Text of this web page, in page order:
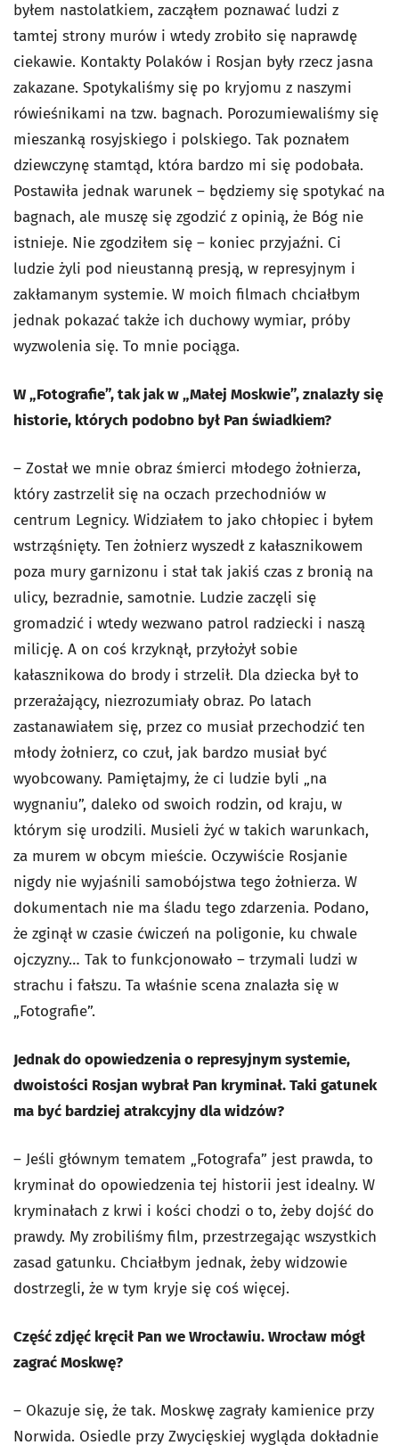
byłem nastolatkiem, zacząłem poznawać ludzi z
tamtej strony murów i wtedy zrobiło się naprawdę
ciekawie. Kontakty Polaków i Rosjan były rzecz jasna
zakazane. Spotykaliśmy się po kryjomu z naszymi
rówieśnikami na tzw. bagnach. Porozumiewaliśmy się
mieszanką rosyjskiego i polskiego. Tak poznałem
dziewczynę stamtąd, która bardzo mi się podobała.
Postawiła jednak warunek – będziemy się spotykać na
bagnach, ale muszę się zgodzić z opinią, że Bóg nie
istnieje. Nie zgodziłem się – koniec przyjaźni. Ci
ludzie żyli pod nieustanną presją, w represyjnym i
zakłamanym systemie. W moich filmach chciałbym
jednak pokazać także ich duchowy wymiar, próby
wyzwolenia się. To mnie pociąga.
W „Fotografie”, tak jak w „Małej Moskwie”, znalazły się
historie, których podobno był Pan świadkiem?
– Został we mnie obraz śmierci młodego żołnierza,
który zastrzelił się na oczach przechodniów w
centrum Legnicy. Widziałem to jako chłopiec i byłem
wstrząśnięty. Ten żołnierz wyszedł z kałasznikowem
poza mury garnizonu i stał tak jakiś czas z bronią na
ulicy, bezradnie, samotnie. Ludzie zaczęli się
gromadzić i wtedy wezwano patrol radziecki i naszą
milicję. A on coś krzyknął, przyłożył sobie
kałasznikowa do brody i strzelił. Dla dziecka był to
przerażający, niezrozumiały obraz. Po latach
zastanawiałem się, przez co musiał przechodzić ten
młody żołnierz, co czuł, jak bardzo musiał być
wyobcowany. Pamiętajmy, że ci ludzie byli „na
wygnaniu”, daleko od swoich rodzin, od kraju, w
którym się urodzili. Musieli żyć w takich warunkach,
za murem w obcym mieście. Oczywiście Rosjanie
nigdy nie wyjaśnili samobójstwa tego żołnierza. W
dokumentach nie ma śladu tego zdarzenia. Podano,
że zginął w czasie ćwiczeń na poligonie, ku chwale
ojczyzny… Tak to funkcjonowało – trzymali ludzi w
strachu i fałszu. Ta właśnie scena znalazła się w
„Fotografie”.
Jednak do opowiedzenia o represyjnym systemie,
dwoistości Rosjan wybrał Pan kryminał. Taki gatunek
ma być bardziej atrakcyjny dla widzów?
– Jeśli głównym tematem „Fotografa” jest prawda, to
kryminał do opowiedzenia tej historii jest idealny. W
kryminałach z krwi i kości chodzi o to, żeby dojść do
prawdy. My zrobiliśmy film, przestrzegając wszystkich
zasad gatunku. Chciałbym jednak, żeby widzowie
dostrzegli, że w tym kryje się coś więcej.
Część zdjęć kręcił Pan we Wrocławiu. Wrocław mógł
zagrać Moskwę?
– Okazuje się, że tak. Moskwę zagrały kamienice przy
Norwida. Osiedle przy Zwycięskiej wygląda dokładnie